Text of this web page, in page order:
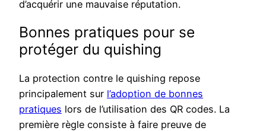
d’acquérir une mauvaise réputation.
Bonnes pratiques pour se
protéger du quishing
La protection contre le quishing repose
principalement sur l’adoption de bonnes
pratiques lors de l’utilisation des QR codes. La
première règle consiste à faire preuve de